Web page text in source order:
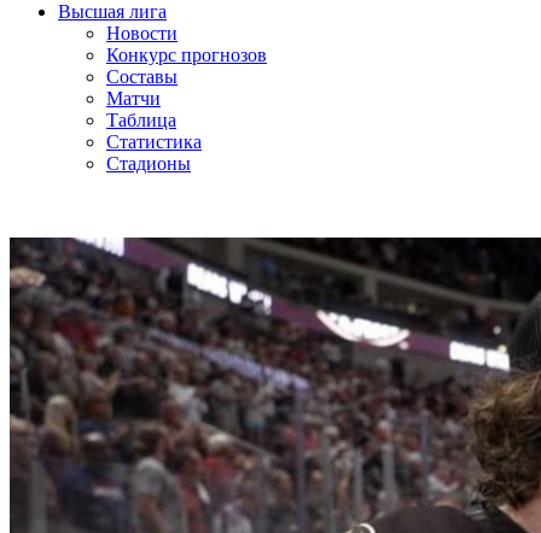
Высшая лига
Новости
Конкурс прогнозов
Составы
Матчи
Таблица
Статистика
Стадионы